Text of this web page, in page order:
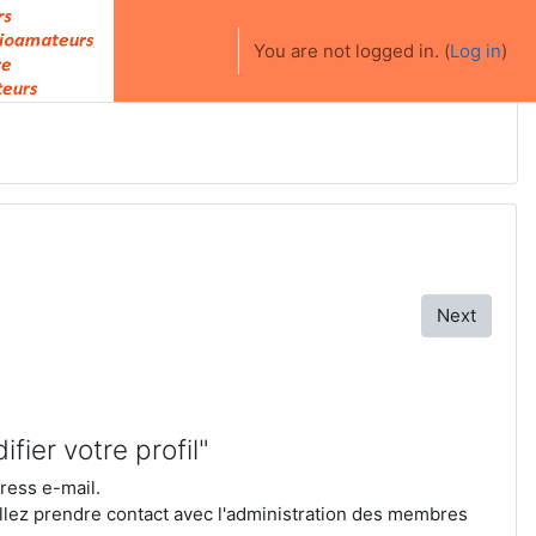
You are not logged in. (Log in)
Next
votre profil"
e-mail.
prendre contact avec l'administration des membres